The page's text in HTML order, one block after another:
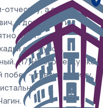
отчеству, а его
а доктор Чагин.
одет...
с фикусом.
(17)На его верхушке
– третий за зиму.